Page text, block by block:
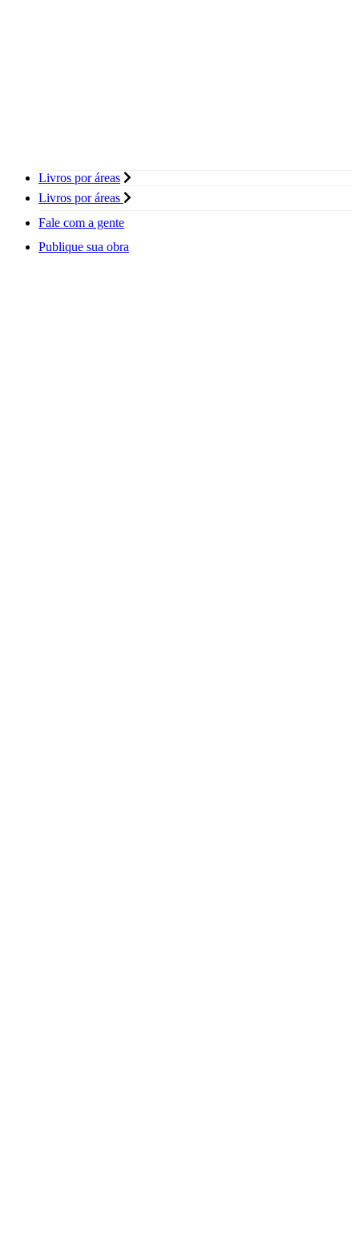
Livros por áreas
Livros por áreas
Fale com a gente
Publique sua obra